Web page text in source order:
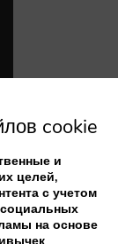
Arona,Испания
N
W
cookie
и
целей,
с учетом
на основе